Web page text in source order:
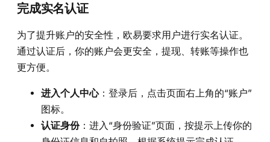
完成实名认证
为了提升账户的安全性，欧易要求用户进行实名认证。
通过认证后，你的账户会更安全，提现、转账等操作也
更方便。
进入个人中心：登录后，点击页面右上角的“账户”
图标。
认证身份：进入“身份验证”页面，按提示上传你的